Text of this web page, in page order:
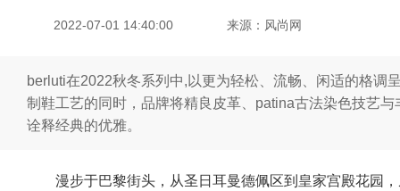
2022-07-01 14:40:00 来源：风尚网
berluti在2022秋冬系列中,以更为轻松、流畅、闲适的格调
制鞋工艺的同时，品牌将精良皮革、patina古法染色技艺
诠释经典的优雅。
漫步于巴黎街头，从圣日耳曼德佩区到皇家宫殿花园